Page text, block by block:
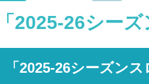
「2025-26シー
「2025-26シーズン